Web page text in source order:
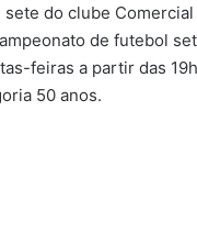
do clube Comercial
de futebol
feiras a partir das
50 anos.